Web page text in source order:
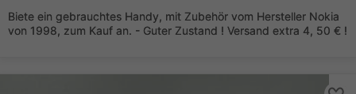
Biete ein gebrauchtes Handy, mit Zubehör vom Hersteller Nokia
von 1998, zum Kauf an. - Guter Zustand ! Versand extra 4, 50 € !